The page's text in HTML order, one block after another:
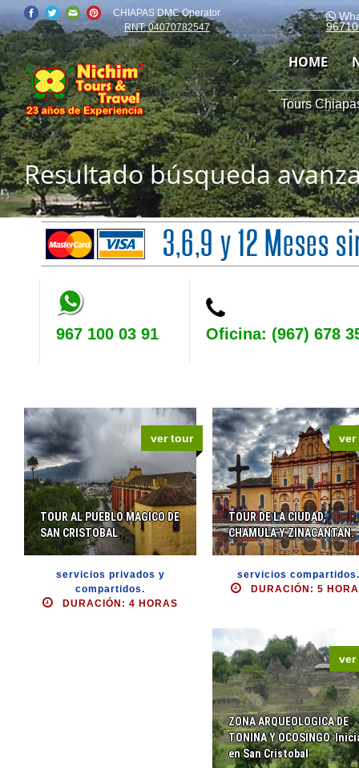
CHIAPAS DMC Operator
RNT: 04070782547
HOME
Tours
Resultado búsqueda
967 100 03 91 Oficina: (967) 678
ver tour
TOUR AL PUEBLO MAGICO DE
SAN CRISTOBAL
servicios privados y
compartidos.
DURACIÓN: 4 HORAS
ver
TOUR DE LA CIUDAD,
CHAMULA Y ZINACANTAN.
servicios compartidos.
DURACIÓN: 5
ver
ZONA ARQUEOLOGICA DE
TONINA Y OCOSINGO.
en San Cristobal